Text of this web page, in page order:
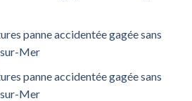
panne accidentée gagée sans
Mer
panne accidentée gagée sans
Mer